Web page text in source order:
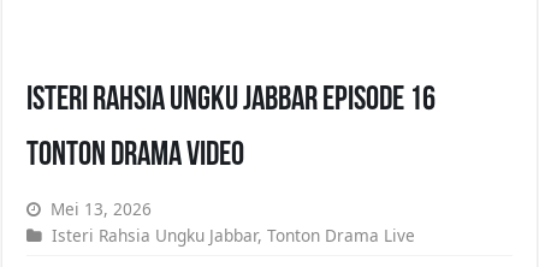
Isteri Rahsia Ungku Jabbar Episode 16
Tonton Drama Video
Mei 13, 2026
Isteri Rahsia Ungku Jabbar,Tonton Drama Live